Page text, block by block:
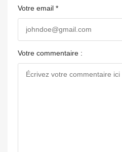
Votre email *
Votre commentaire :